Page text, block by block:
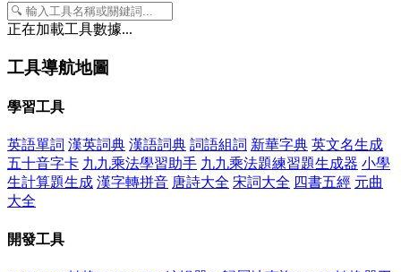
正在加載工具數據...
工具導航地圖
學習工具
英語單詞 漢英詞典 漢語詞典 詞語組詞 新華字典 英文名生成
五十音字卡 九九乘法學習助手 九九乘法題練習題生成器 小學
生計算題生成 漢字轉拼音 唐詩大全 宋詞大全 四書五經 元曲
大全
開發工具